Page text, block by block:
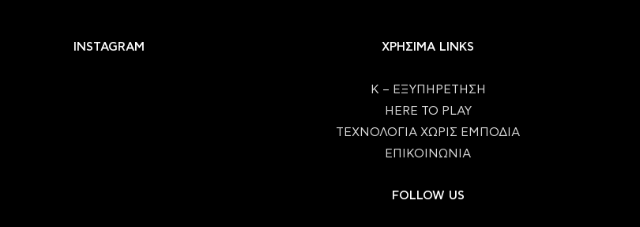
INSTAGRAM ΧΡΗΣΙΜΑ LINKS
Κ – ΕΞΥΠΗΡΕΤΗΣΗ
HERE TO PLAY
ΤΕΧΝΟΛΟΓΙΑ ΧΩΡΙΣ ΕΜΠΟΔΙΑ
ΕΠΙΚΟΙΝΩΝΙΑ
FOLLOW US